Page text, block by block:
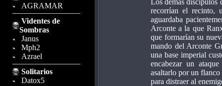
AGRAMAR
Videntes de
Sombras
Janus
Mph2
Azrael
Solitarios
Datox5
Los demás discípulos
recorrían el recinto,
aguardaba
Arconte a la que
que formarían su
mando del Arconte
una base imperial
encabezar un
asaltarlo por un
para distraer al